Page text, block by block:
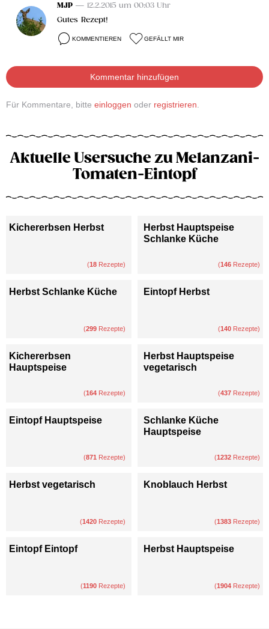
MJP — 12.2.2015 um 00:03 Uhr
Gutes Rezept!
KOMMENTIEREN GEFÄLLT MIR
Kommentar hinzufügen
Für Kommentare, bitte einloggen oder registrieren
Aktuelle Usersuche zu Melanzani-
Tomaten-Eintopf
Kichererbsen Herbst
(18 Rezepte)
Herbst Hauptspeise
Schlanke Küche
(146 Rezepte)
Herbst Schlanke Küche
(299 Rezepte)
Eintopf Herbst
(140 Rezepte)
Kichererbsen
Hauptspeise
(164 Rezepte)
Herbst Hauptspeise
vegetarisch
(437 Rezepte)
Eintopf Hauptspeise
(871 Rezepte)
Schlanke Küche
Hauptspeise
(1232 Rezepte)
Herbst vegetarisch
(1420 Rezepte)
Knoblauch Herbst
(1383 Rezepte)
Eintopf Eintopf
(1190 Rezepte)
Herbst Hauptspeise
(1904 Rezepte)